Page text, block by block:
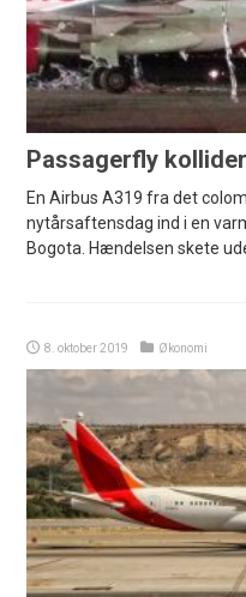
Passagerfly
En Airbus A319 fra det
nytårsaftensdag ind i en
Bogota. Hændelsen skete
8. oktober 2019 Økonomi